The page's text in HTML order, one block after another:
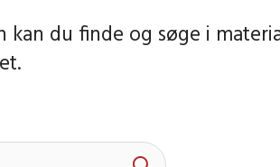
kan du finde og søge i